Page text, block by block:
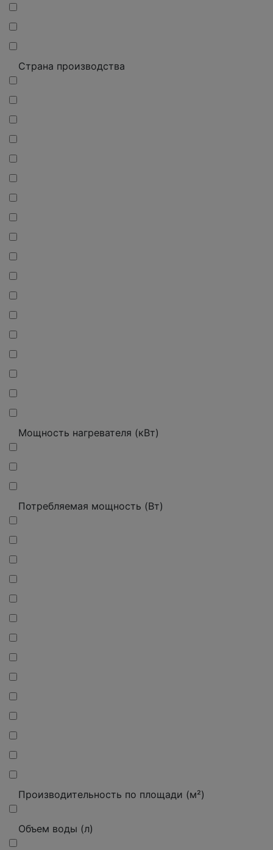
Страна производства
Мощность нагревателя (кВт)
Потребляемая мощность (Вт)
Производительность по площади (м²)
Объем воды (л)